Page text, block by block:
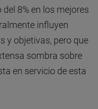
8% en los mejores
influyen
y objetivas, pero que
sombra sobre
en servicio de esta